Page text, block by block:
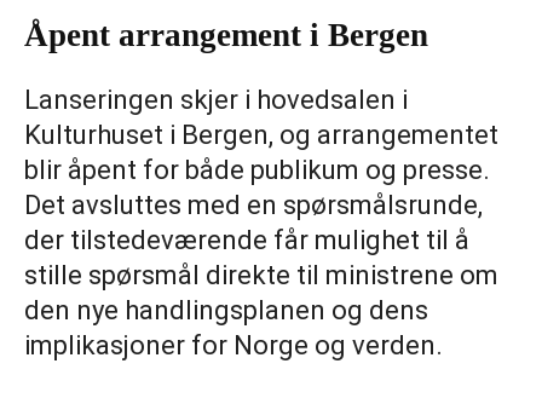
Åpent arrangement i Bergen
Lanseringen skjer i hovedsalen i
Kulturhuset i Bergen, og arrangementet
blir åpent for både publikum og presse.
Det avsluttes med en spørsmålsrunde,
der tilstedeværende får mulighet til å
stille spørsmål direkte til ministrene om
den nye handlingsplanen og dens
implikasjoner for Norge og verden.